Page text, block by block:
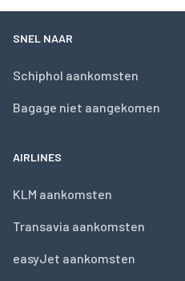
SNEL NAAR
Schiphol aankomsten
Bagage niet aangekomen
AIRLINES
KLM aankomsten
Transavia aankomsten
easyJet aankomsten